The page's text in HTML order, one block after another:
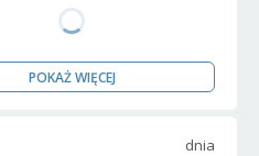
POKAŻ WIĘCEJ
dnia